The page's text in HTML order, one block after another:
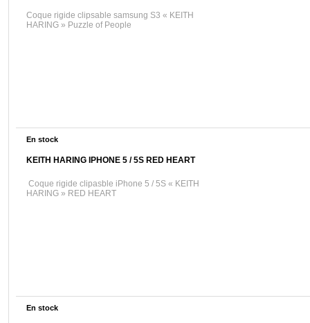
Coque rigide clipsable samsung S3 « KEITH
HARING » Puzzle of People
En stock
KEITH HARING IPHONE 5 / 5S RED HEART
Coque rigide clipasble iPhone 5 / 5S « KEITH
HARING » RED HEART
En stock